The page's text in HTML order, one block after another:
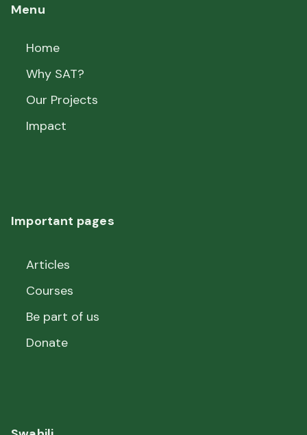
Menu
Home
Why SAT?
Our Projects
Impact
Important pages
Articles
Courses
Be part of us
Donate